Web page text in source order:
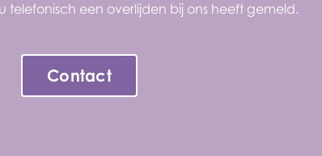
een overlijden bij ons heeft gemeld.
Contact